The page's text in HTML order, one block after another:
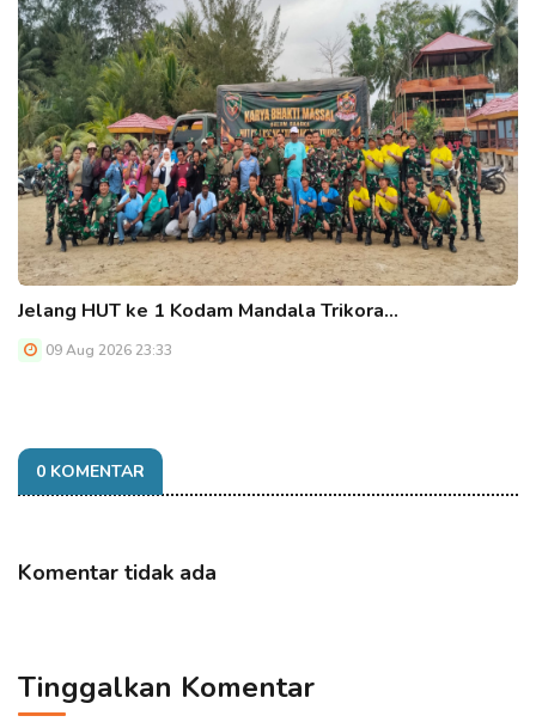
Jelang HUT ke 1 Kodam Mandala Trikora…
09 Aug 2026 23:33
0 KOMENTAR
Komentar tidak ada
Tinggalkan Komentar